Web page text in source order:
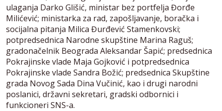
ulaganja Darko Glišić, ministar bez portfelja Đorđe
Milićević; ministarka za rad, zapošljavanje, boračka i
socijalna pitanja Milica Đurđević Stamenkovski;
potpredsednica Narodne skupštine Marina Raguš;
gradonačelnik Beograda Aleksandar Šapić; predsednica
Pokrajinske vlade Maja Gojković i potpredsednica
Pokrajinske vlade Sandra Božić; predsednica Skupštine
grada Novog Sada Dina Vučinić, kao i drugi narodni
poslanici, državni sekretari, gradski odbornici i
funkcioneri SNS-a.